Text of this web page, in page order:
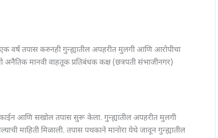
वर्ष तपास करुनही गुन्ह्यातील अपहरीत मुलगी आणि आरोपीचा
अनैतिक मानवी वाहतूक प्रतिबंधक कक्ष (छत्रपती संभाजीनगर)
आणि सखोल तपास सुरू केला. गुन्ह्यातील अपहरीत मुलगी
माहिती मिळाली. तपास पथकाने मानोरा येथे जावून गुन्ह्यातील